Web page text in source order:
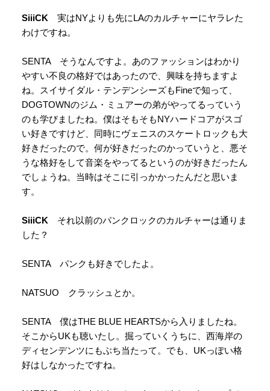
SiiiCK 実はNYよりも先にLAのカルチャーにヤラレた
わけですね。
SENTA そうなんですよ。あのファッションはわかり
やすい不良の格好ではあったので、興味を持ちますよ
ね。スイサイダル・テンデンシーズもFineで知って、
DOGTOWNのジム・ミュアーの弟がやってるっていう
のも学びましたね。僕はそもそもNYハードコアがスゴ
い好きですけど、同時にヴェニスのスケートロックも大
好きだったので。何が好きだったのかっていうと、悪そ
うな格好をして音楽をやってるというのが好きだったん
でしょうね。当時はそこに引っかかったんだと思いま
す。
SiiiCK それ以前のパンクロックのカルチャーは通りま
した？
SENTA パンクも好きでしたよ。
NATSUO クラッシュとか。
SENTA 僕はTHE BLUE HEARTSから入りましたね。
そこからUKも聴いたし。掘っていくうちに、西海岸の
ディセンデンツにもぶち当たって。でも、UKっぽい格
好はしなかったですね。